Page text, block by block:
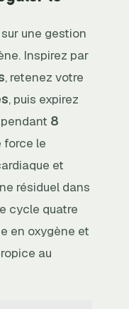
une gestion
Inspirez par
, retenez votre
, puis expirez
8
force le
et
résiduel dans
cycle quatre
en oxygène et
au